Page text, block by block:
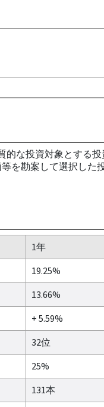
的な投資対象とする
を勘案して選択し
1年
19.25%
13.66%
+ 5.59%
32位
25%
131本